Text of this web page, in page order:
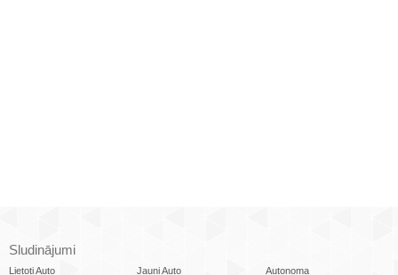
Sludinājumi
Lietoti Auto Jauni Auto Autonoma